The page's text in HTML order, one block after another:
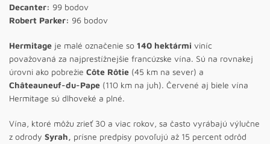
Decanter: 99 bodov
Robert Parker: 96 bodov
Hermitage je malé označenie so 140 hektármi viníc
považovaná za najprestížnejšie francúzske vína. Sú na rovnakej
úrovni ako pobrežie Côte Rôtie (45 km na sever) a
Châteauneuf-du-Pape (110 km na juh). Červené aj biele vína
Hermitage sú dlhoveké a plné.
Vína, ktoré môžu zrieť 30 a viac rokov, sa často vyrábajú výlučne
z odrody Syrah, prísne predpisy povoľujú až 15 percent odrôd